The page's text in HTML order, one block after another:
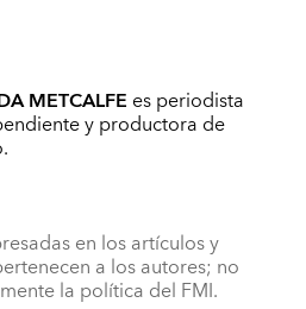
METCALFE es periodista
y productora de
en los artículos y
a los autores; no
la política del FMI.